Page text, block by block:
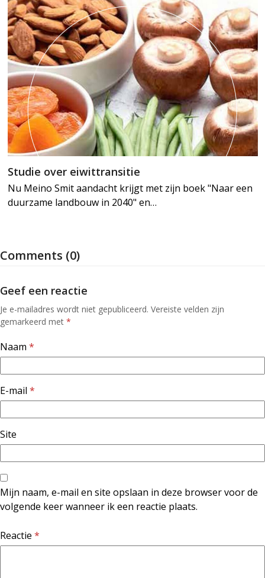
Studie over eiwittransitie
Nu Meino Smit aandacht krijgt met zijn boek "Naar een
duurzame landbouw in 2040" en…
Comments (0)
Geef een reactie
Je e-mailadres wordt niet gepubliceerd. Vereiste velden zijn
gemarkeerd met *
Naam *
E-mail *
Site
Mijn naam, e-mail en site opslaan in deze browser voor de
volgende keer wanneer ik een reactie plaats.
Reactie *